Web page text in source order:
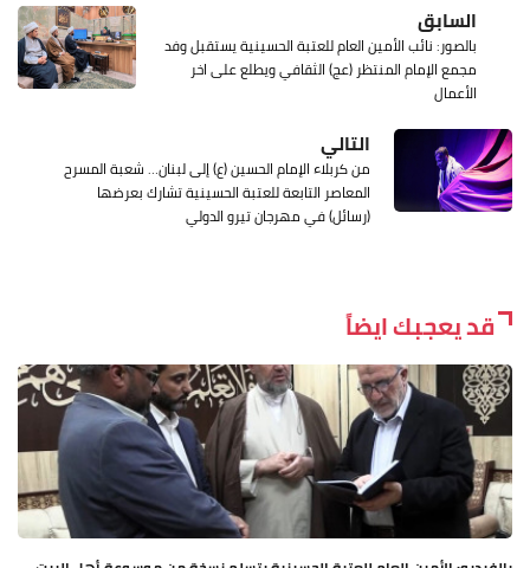
السابق
بالصور: نائب الأمين العام للعتبة الحسينية يستقبل وفد
مجمع الإمام المنتظر (عج) الثقافي ويطلع على اخر
الأعمال
التالي
من كربلاء الإمام الحسين (ع) إلى لبنان… شعبة المسرح
المعاصر التابعة للعتبة الحسينية تشارك بعرضها
(رسائل) في مهرجان تيرو الدولي
قد يعجبك ايضاً